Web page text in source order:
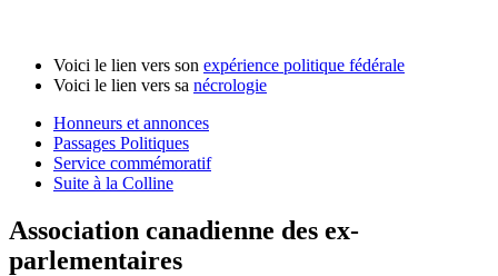
Voici le lien vers son expérience politique fédérale
Voici le lien vers sa nécrologie
Honneurs et annonces
Passages Politiques
Service commémoratif
Suite à la Colline
Association canadienne des ex-
parlementaires